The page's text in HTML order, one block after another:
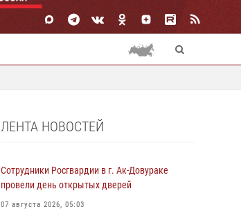
ЛЕНТА НОВОСТЕЙ
Сотрудники Росгвардии в г. Ак-Довураке
провели день открытых дверей
07 августа 2026, 05:03